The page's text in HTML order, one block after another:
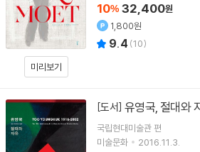
미리보기
10% 32,400원
1,800원
9.4 (10)
[도서] 유영국, 절대와
국립현대미술관 편
미술문화
2016.11.3.